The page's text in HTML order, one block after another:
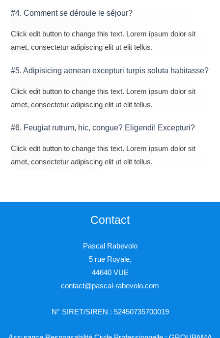
#4. Comment se déroule le séjour?
Click edit button to change this text. Lorem ipsum dolor sit
amet, consectetur adipiscing elit ut elit tellus.
#5. Adipisicing aenean excepturi turpis soluta habitasse?
Click edit button to change this text. Lorem ipsum dolor sit
amet, consectetur adipiscing elit ut elit tellus.
#6. Feugiat rutrum, hic, congue? Eligendi! Excepturi?
Click edit button to change this text. Lorem ipsum dolor sit
amet, consectetur adipiscing elit ut elit tellus.
Contact
Pascal Rabevolo
5 rue Royale,
44640 VUE
contact@pascal-rabevolo.com
N° SIRET/SIREN : 52450735700019